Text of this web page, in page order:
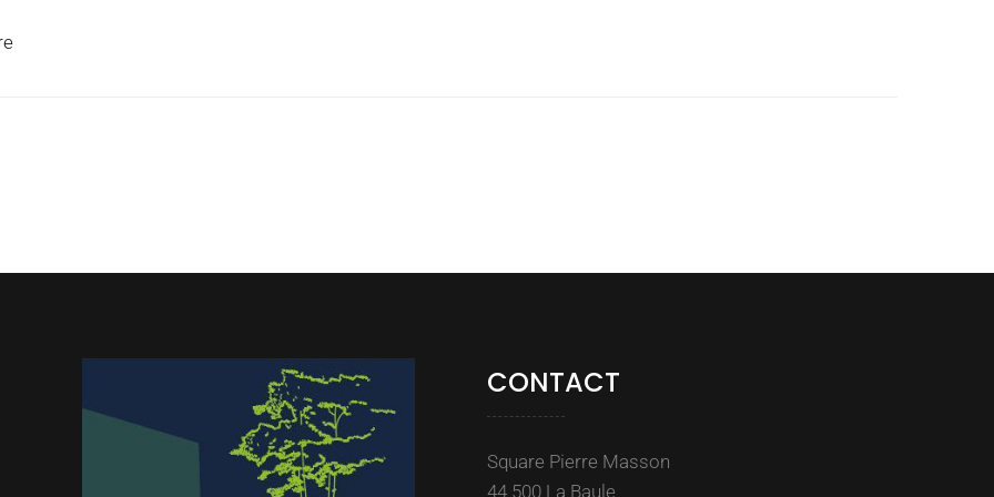
CONTACT
Square Pierre Masson
44 500 La Baule